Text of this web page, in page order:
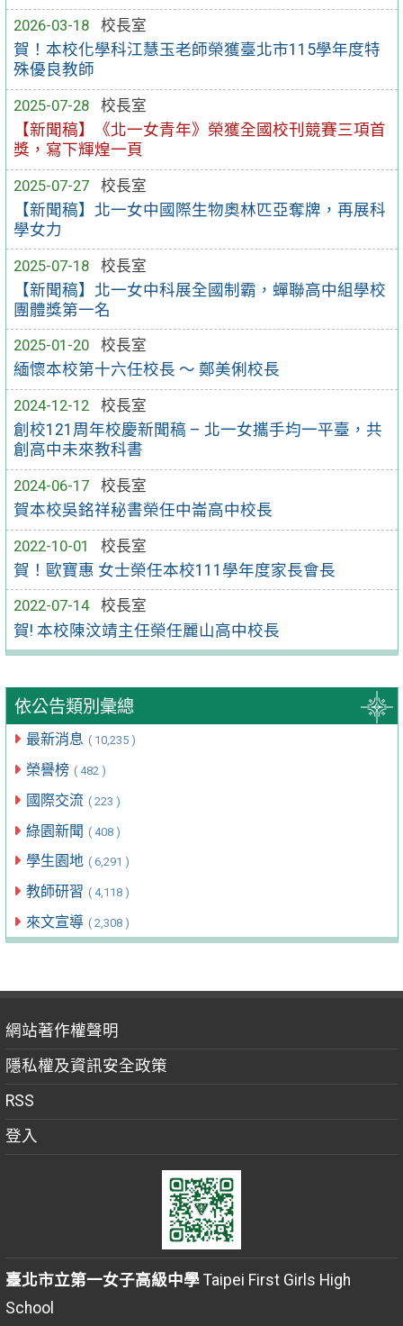
2026-03-18
校長室
賀！本校化學科江慧玉老師榮獲臺北市115學年度特
殊優良教師
2025-07-28
校長室
【新聞稿】《北一女青年》榮獲全國校刊競賽三項首
獎，寫下輝煌一頁
2025-07-27
校長室
【新聞稿】北一女中國際生物奧林匹亞奪牌，再展科
學女力
2025-07-18
校長室
【新聞稿】北一女中科展全國制霸，蟬聯高中組學校
團體獎第一名
2025-01-20
校長室
緬懷本校第十六任校長 ～ 鄭美俐校長
2024-12-12
校長室
創校121周年校慶新聞稿 – 北一女攜手均一平臺，共
創高中未來教科書
2024-06-17
校長室
賀本校吳銘祥秘書榮任中崙高中校長
2022-10-01
校長室
賀！歐寶惠 女士榮任本校111學年度家長會長
2022-07-14
校長室
賀! 本校陳汶靖主任榮任麗山高中校長
依公告類別彙總
最新消息 ( 10,235 )
榮譽榜 ( 482 )
國際交流 ( 223 )
綠園新聞 ( 408 )
學生園地 ( 6,291 )
教師研習 ( 4,118 )
來文宣導 ( 2,308 )
網站著作權聲明
隱私權及資訊安全政策
RSS
登入
臺北市立第一女子高級中學Taipei First Girls High
School